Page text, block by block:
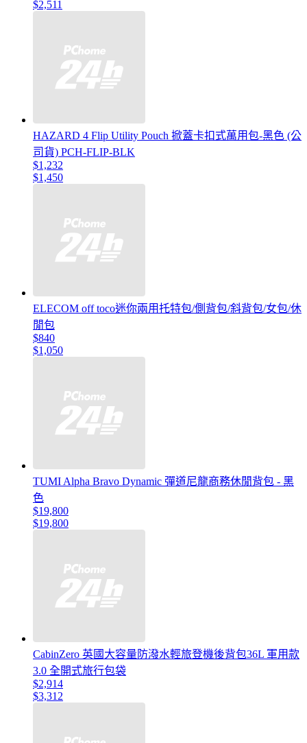
$2,511
HAZARD 4 Flip Utility Pouch 掀蓋卡扣式萬用包-黑色 (公
司貨) PCH-FLIP-BLK
$1,232
$1,450
ELECOM off toco迷你兩用托特包/側背包/斜背包/女包/休
閒包
$840
$1,050
TUMI Alpha Bravo Dynamic 彈道尼龍商務休閒背包 - 黑
色
$19,800
$19,800
CabinZero 英國大容量防潑水輕旅登機後背包36L 軍用款
3.0 全開式旅行包袋
$2,914
$3,312